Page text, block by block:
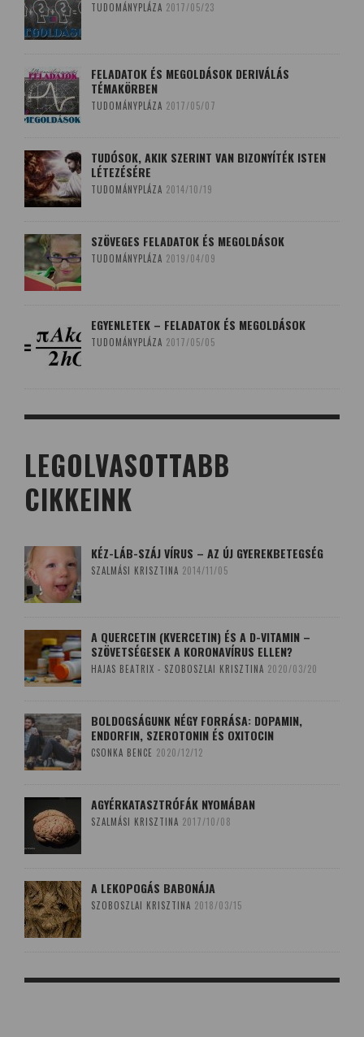
TUDOMÁNYPLÁZA 2017/05/23
FELADATOK ÉS MEGOLDÁSOK DERIVÁLÁS
TÉMAKÖRBEN
TUDOMÁNYPLÁZA 2017/05/07
TUDÓSOK, AKIK SZERINT VAN BIZONYÍTÉK ISTEN
LÉTEZÉSÉRE
TUDOMÁNYPLÁZA 2014/10/19
SZÖVEGES FELADATOK ÉS MEGOLDÁSOK
TUDOMÁNYPLÁZA 2019/04/09
EGYENLETEK – FELADATOK ÉS MEGOLDÁSOK
TUDOMÁNYPLÁZA 2017/05/05
LEGOLVASOTTABB
CIKKEINK
KÉZ-LÁB-SZÁJ VÍRUS – AZ ÚJ GYEREKBETEGSÉG
SZALMÁSI KRISZTINA 2014/11/05
A QUERCETIN (KVERCETIN) ÉS A D-VITAMIN –
SZÖVETSÉGESEK A KORONAVÍRUS ELLEN?
HAJAS BEATRIX - SZOBOSZLAI KRISZTINA 2020/03/20
BOLDOGSÁGUNK NÉGY FORRÁSA: DOPAMIN,
ENDORFIN, SZEROTONIN ÉS OXITOCIN
CSONKA BENCE 2020/12/12
AGYÉRKATASZTRÓFÁK NYOMÁBAN
SZALMÁSI KRISZTINA 2017/10/08
A LEKOPOGÁS BABONÁJA
SZOBOSZLAI KRISZTINA 2018/03/15